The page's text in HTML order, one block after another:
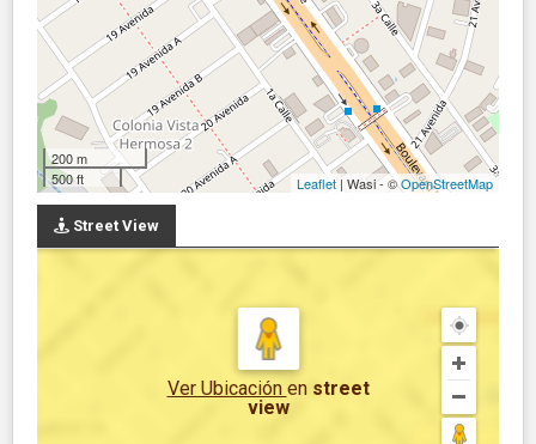
200 m
500 ft
Leaflet | Wasi - ©OpenStreetMap
Street View
Ver Ubicación en street
view